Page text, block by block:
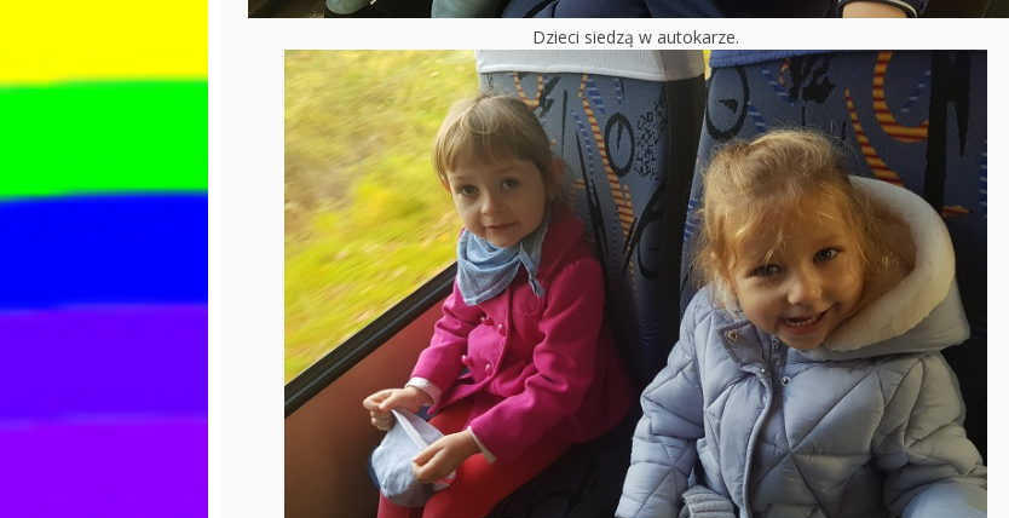
Praca plastyczna
Pisanki
Dzień świadomości
autyzmu
Pierwszy Dzień
Wiosny
Matematyka
Praca plastyczna
Lepienie literek z
masy sensorycznej
Walentynki
Dzień pizzy
Zabawy na śniegu
Bal karnawałowy
Dzień Postaci z
Wiatrak
matematyczny
Ćwiczenia
gimnastyczne
Dzień chłopaka
Dzień kropki
Zabawy badawcze
Dzień świadomości
autyzmu
Pierwszy Dzień
Wiosny
Dzień kobiet
Dzień dinozaura
Układ słoneczny
WALENTYNKI
Sensoryczne zabawy
Dzień pizzy
Zabawy na śniegu
Bal karnawałowy
Wielkanocne
szaleństwo
Matematyka u
Jeżyków
Wigilia u Jeżyków
Mikołajki
Dzień pluszowego
misia
Walentynki
Dzień pizzy
Teatrzyk
kukiełkowy
Bal karnawałowy
Pieczenie
pierniczków
Wigilia- Misie
Mikołajki
Dzień Pluszowego
Misia
Idzie jesień… z
deszczem
Malowanie na mleku
Ścieżka sensoryczna
Dzieci siedzą w autokarze.